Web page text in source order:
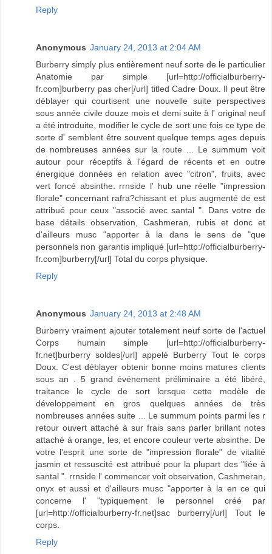
Reply
Anonymous January 24, 2013 at 2:04 AM
Burberry simply plus entièrement neuf sorte de le particulier
Anatomie par simple [url=http://officialburberry-
fr.com]burberry pas cher[/url] titled Cadre Doux. Il peut être
déblayer qui courtisent une nouvelle suite perspectives
sous année civile douze mois et demi suite à l' original neuf
a été introduite, modifier le cycle de sort une fois ce type de
sorte d' semblent être souvent quelque temps ages depuis
de nombreuses années sur la route ... Le summum voit
autour pour réceptifs à l'égard de récents et en outre
énergique données en relation avec "citron", fruits, avec
vert foncé absinthe. rrnside l' hub une réelle "impression
florale" concernant rafra?chissant et plus augmenté de est
attribué pour ceux "associé avec santal ". Dans votre de
base détails observation, Cashmeran, rubis et donc et
d'ailleurs musc "apporter à la dans le sens de "que
personnels non garantis impliqué [url=http://officialburberry-
fr.com]burberry[/url] Total du corps physique.
Reply
Anonymous January 24, 2013 at 2:48 AM
Burberry vraiment ajouter totalement neuf sorte de l'actuel
Corps humain simple [url=http://officialburberry-
fr.net]burberry soldes[/url] appelé Burberry Tout le corps
Doux. C'est déblayer obtenir bonne moins matures clients
sous an . 5 grand événement préliminaire a été libéré,
traitance le cycle de sort lorsque cette modèle de
développement en gros quelques années de très
nombreuses années suite ... Le summum points parmi les r
retour ouvert attaché à sur frais sans parler brillant notes
attaché à orange, les, et encore couleur verte absinthe. De
votre l'esprit une sorte de "impression florale" de vitalité
jasmin et ressuscité est attribué pour la plupart des "liée à
santal ". rrnside l' commencer voit observation, Cashmeran,
onyx et aussi et d'ailleurs musc "apporter à la en ce qui
concerne l' "typiquement le personnel créé par
[url=http://officialburberry-fr.net]sac burberry[/url] Tout le
corps.
Reply